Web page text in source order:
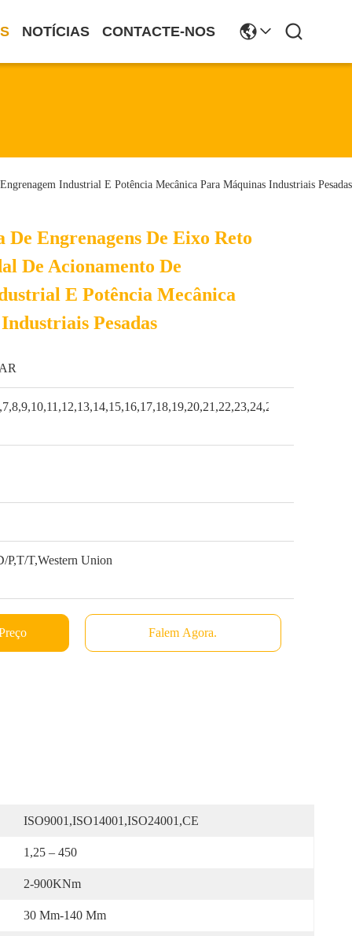
NOTÍCIAS CONTACTE-NOS
Industrial E Potência Mecânica Para Máquinas Industriais Pesadas
De Engrenagens De Eixo Reto
De Acionamento De
E Potência Mecânica
Pesadas
T,Western Union
Falem Agora.
ISO9001,ISO14001,ISO24001,CE
1,25 – 450
2-900KNm
30 Mm-140 Mm